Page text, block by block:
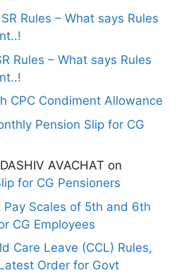
SR Rules – What says Rules
Rules – What says Rules
CPC Condiment Allowance
Pension Slip for CG
AVACHAT on
for CG Pensioners
Pay Scales of 5th and 6th
CG Employees
Care Leave (CCL) Rules,
Order for Govt